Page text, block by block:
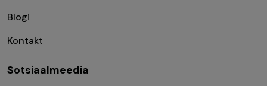
Blogi
Kontakt
Sotsiaalmeedia